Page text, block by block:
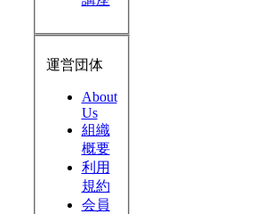
運営団体
About
Us
組織
概要
利用
規約
会員